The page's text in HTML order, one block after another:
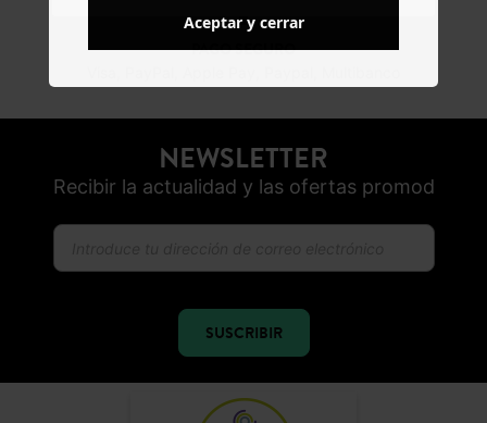
PAGO SEGURO
NEWSLETTER
Recibir la actualidad y las ofertas promod
SUSCRIBIR
Aceptar y cerrar